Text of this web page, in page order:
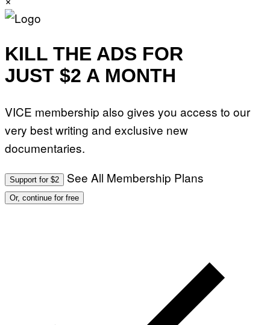
KILL THE ADS FOR
JUST $2 A MONTH
VICE membership also gives you access to our
very best writing and exclusive new
documentaries.
Support for $2 See All Membership Plans
Or, continue for free